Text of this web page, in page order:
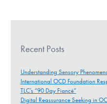
Recent Posts
Understanding Sensory
International OCD Foundation
TLC’s “90 Day Fiancé”
Digital Reassurance Seeking in